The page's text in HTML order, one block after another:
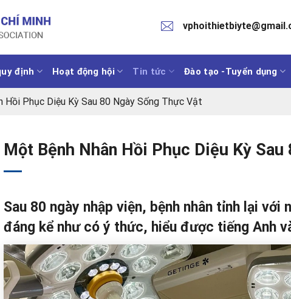
định Hoạt động hội Tin tức Đào tạo -Tuyển dụng
Hồi Phục Diệu Kỳ Sau 80 Ngày Sống Thực Vật
Một Bệnh Nhân Hồi Phục Diệu Kỳ
Sau 80 ngày nhập viện, bệnh nhân tỉnh lại với
đáng kể như có ý thức, hiểu được tiếng Anh